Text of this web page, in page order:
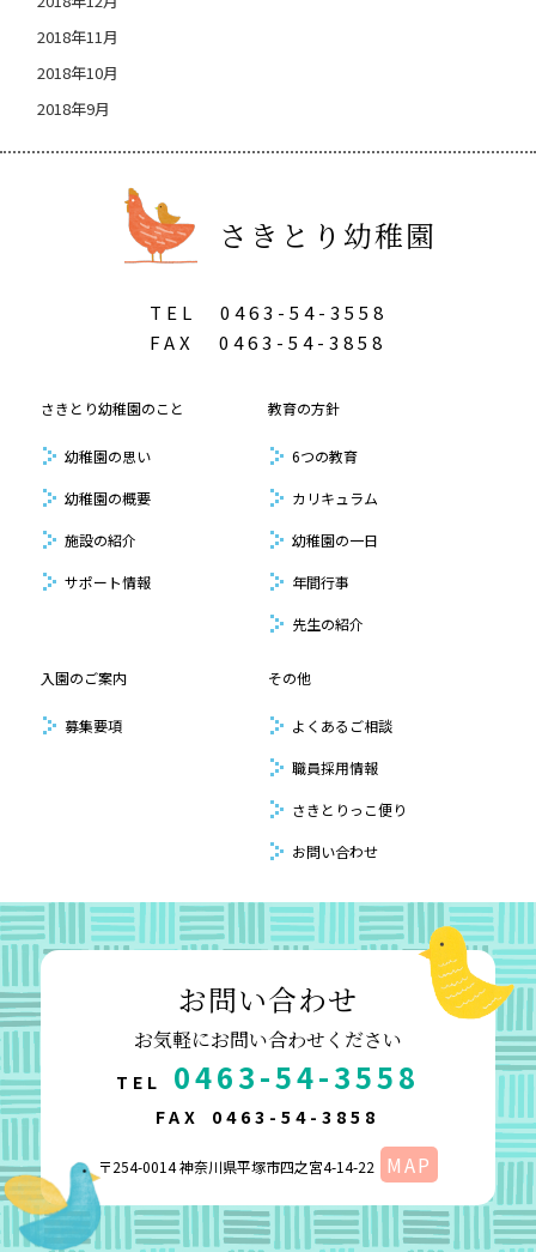
2018年11月
2018年10月
2018年9月
さきとり幼稚園
TEL
0463-54-3558
FAX
0463-54-3858
さきとり幼稚園のこと
幼稚園の思い
幼稚園の概要
施設の紹介
サポート情報
教育の方針
6つの教育
カリキュラム
幼稚園の一日
年間行事
先生の紹介
入園のご案内
募集要項
その他
よくあるご相談
職員採用情報
さきとりっこ便り
お問い合わせ
お問い合わせ
お気軽にお問い合わせください
TEL 0463-54-3558
FAX 0463-54-3858
〒254-0014 神奈川県平塚市四之宮4-14-22 MAP